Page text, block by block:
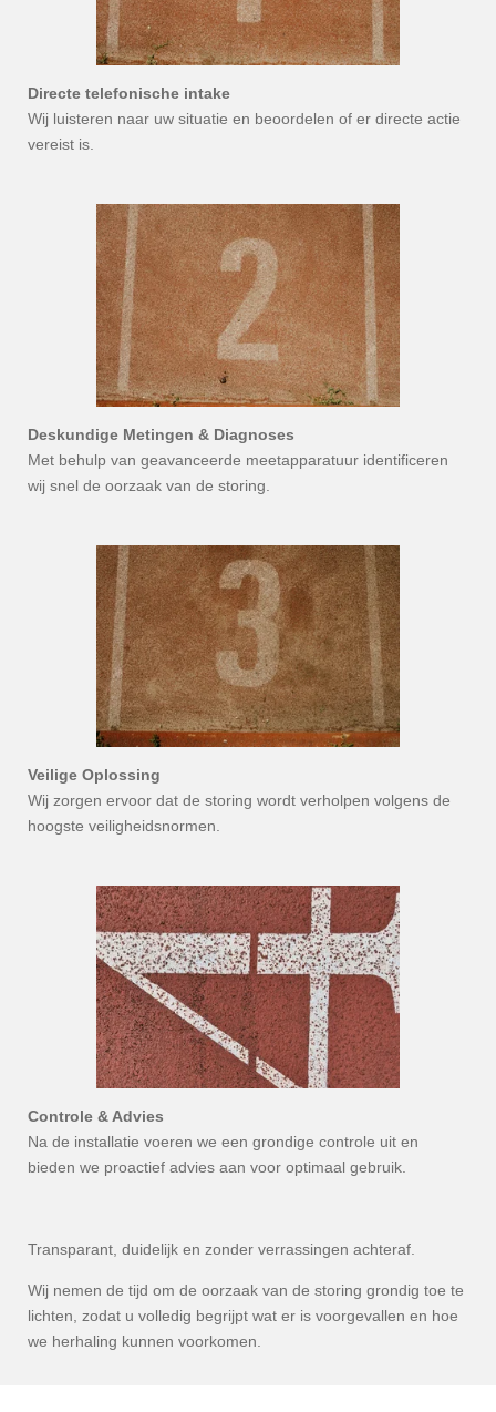
Directe telefonische intake
Wij luisteren naar uw situatie en beoordelen of er directe actie
vereist is.
Deskundige Metingen & Diagnoses
Met behulp van geavanceerde meetapparatuur identificeren
wij snel de oorzaak van de storing.
Veilige Oplossing
Wij zorgen ervoor dat de storing wordt verholpen volgens de
hoogste veiligheidsnormen.
Controle & Advies
Na de installatie voeren we een grondige controle uit en
bieden we proactief advies aan voor optimaal gebruik.
Transparant, duidelijk en zonder verrassingen achteraf.
Wij nemen de tijd om de oorzaak van de storing grondig toe te
lichten, zodat u volledig begrijpt wat er is voorgevallen en hoe
we herhaling kunnen voorkomen.